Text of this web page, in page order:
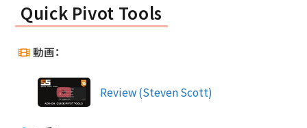
Quick Pivot Tools
動画：
Review (Steven Scott)